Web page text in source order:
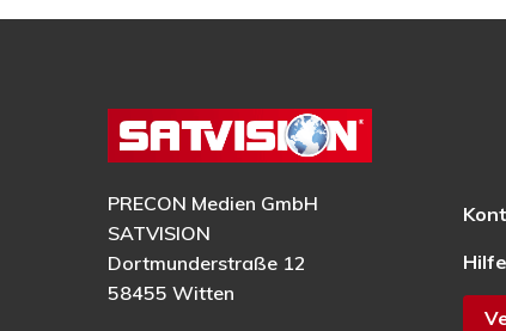
PRECON Medien GmbH
SATVISION
Dortmunderstraße 12
58455 Witten
Hilfe